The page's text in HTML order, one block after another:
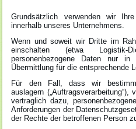
Grundsätzlich verwenden wir
innerhalb unseres Unternehmens.
Wenn und soweit wir Dritte im
einschalten (etwa Logistik-
personenbezogene Daten nur
Übermittlung für die entsprechende
Für den Fall, dass wir
auslagern („Auftragsverarbeitung“),
vertraglich dazu,
Anforderungen der
der Rechte der betroffenen Person